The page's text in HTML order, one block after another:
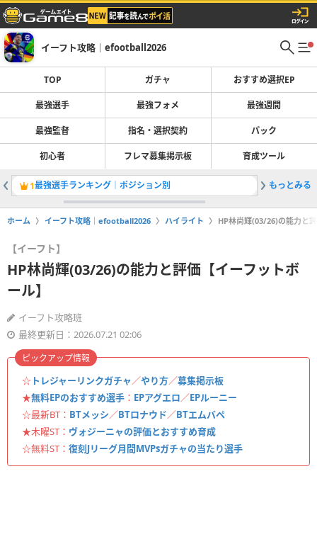
イーフト攻略｜efootball2026
TOP ガチャ おすすめ選択EP
最強選手 最強フォメ 最強週間
最強監督 指名・選択契約 パック
初心者 フレマ募集掲示板 育成ツール
1最強選手ランキング｜ポジション別 2
もっとみる
ホーム イーフト攻略｜efootball2026 ハイライト HP林尚輝(03/26)の能力と
【イーフト】
HP林尚輝(03/26)の能力と評価【イーフットボ
ール】
イーフト攻略班
最終更新日：2026.07.21 02:06
☆ トレジャーリンクガチャ／やり方／募集掲示板
★無料EPのおすすめ選手 ： EPアグエロ／EPルーニー
☆最新BT： BTメッシ／BTロナウド／BTエムバペ
★木曜ST： ヴォジーニャの評価とおすすめ育成
☆無料ST： 復刻Jリーグ月間MVPsガチャの当たり選手
ピックアップ情報